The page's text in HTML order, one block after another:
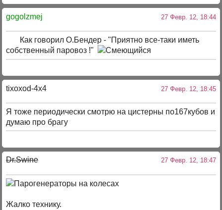
gogolzmej 27 Февр. 12, 18:44
Как говорил О.Бендер - "Приятно все-таки иметь
собственный паровоз !"
tixoxod-4x4 27 Февр. 12, 18:45
Я тоже периодически смотрю на цистерны по167кубов и
думаю про брагу
Dr.Swine 27 Февр. 12, 18:47
Жалко технику.